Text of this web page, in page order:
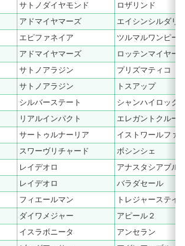
サトノダイヤモンド
ロザリンド
アドマイヤマーズ
エイシンシルダリ
エピファネイア
ツルマルワンピー
アドマイヤマーズ
ロッテンマイヤー
サトノアラジン
プリズマティコ
サトノアラジン
トスアップ
シルバーステート
シャンハイロック
リアルインパクト
エレガントクルー
サートゥルナーリア
イストワールファ
スワーヴリチャード
ボシンシェ
レイデオロ
アナスタシアブル
レイデオロ
バラダセール
フィエールマン
トレジャーステイ
ダイワメジャー
アピール２
イスラボニータ
アンセラン